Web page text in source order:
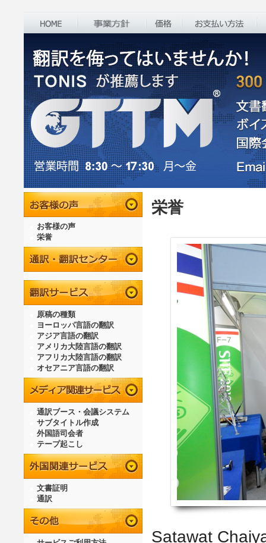
お客様の声
栄誉
原稿の種類
ヨーロッパ言語の翻訳
アジア言語の翻訳
アメリカ大陸言語の翻訳
アフリカ大陸言語の翻訳
オセアニア言語の翻訳
通訳ブース・会議システム
サブタイトル作成
外国語司会者
テープ起こし
文書証明
通訳
栄誉
Satawat